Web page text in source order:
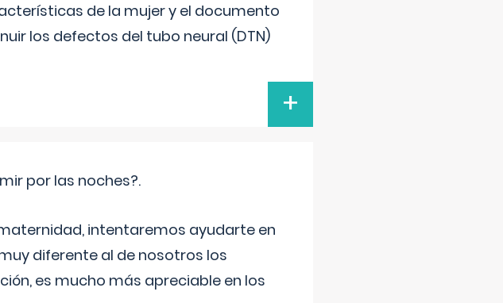
de la mujer y el documento
los defectos del tubo neural (DTN)
+
por las noches?.
intentaremos ayudarte en
diferente al de nosotros los
es mucho más apreciable en los